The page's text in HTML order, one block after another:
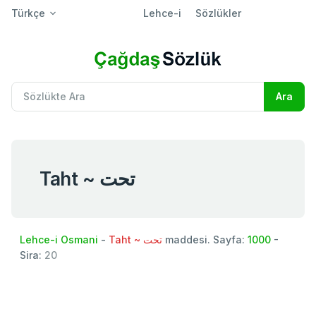
Türkçe Lehce-i Sözlükler
Taht ~ تحت
Lehce-i Osmani - Taht ~ تحت maddesi. Sayfa: 1000 -
Sira: 20